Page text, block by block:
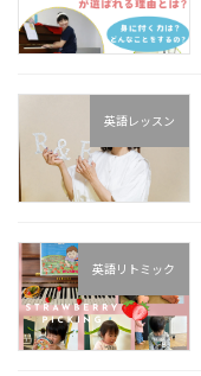
英語レッスン
英語リトミック